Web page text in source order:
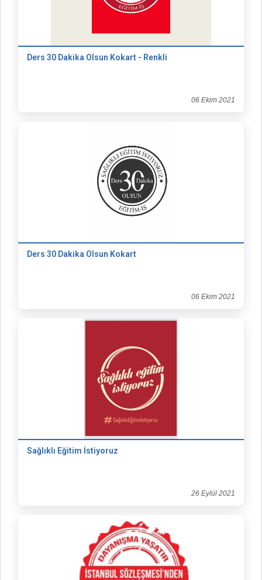
Ders 30 Dakika Olsun Kokart - Renkli
06 Ekim 2021
Ders 30 Dakika Olsun Kokart
06 Ekim 2021
Sağlıklı Eğitim İstiyoruz
26 Eylül 2021